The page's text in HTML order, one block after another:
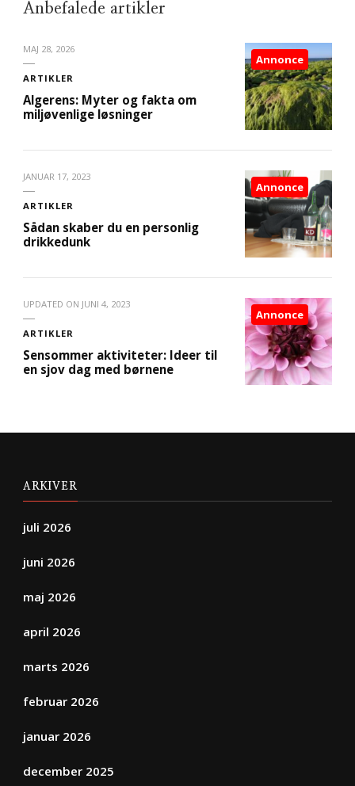
Anbefalede artikler
MAJ 28, 2026
ARTIKLER
Algerens: Myter og fakta om
miljøvenlige løsninger
Annonce
JANUAR 17, 2023
ARTIKLER
Sådan skaber du en personlig
drikkedunk
Annonce
UPDATED ON JUNI 4, 2023
ARTIKLER
Sensommer aktiviteter: Ideer til
en sjov dag med børnene
Annonce
ARKIVER
juli 2026
juni 2026
maj 2026
april 2026
marts 2026
februar 2026
januar 2026
december 2025